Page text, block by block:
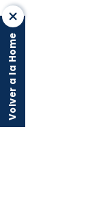
Volver a la Home